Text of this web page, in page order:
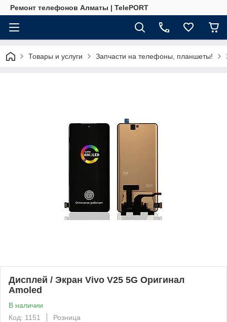
Ремонт телефонов Алматы | TelePORT
Товары и услуги Запчасти на телефоны, планшеты!
Дисплей / Экран Vivo V25 5G Оригинал
Amoled
В наличии
Код: 1151
Розница